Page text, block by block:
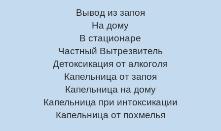
Вывод из запоя
На дому
В стационаре
Частный Вытрезвитель
Детоксикация от алкоголя
Капельница от запоя
Капельница на дому
Капельница при интоксикации
Капельница от похмелья